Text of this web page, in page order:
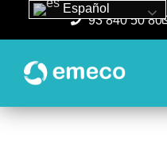
93 840 50 80
Español